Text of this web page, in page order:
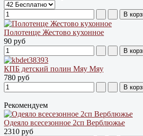
Полотенце Жестово кухонное
90 руб
КПБ детский полин Мяу Мяу
780 руб
Рекомендуем
Одеяло всесезонное 2сп Верблюжье
2310 руб